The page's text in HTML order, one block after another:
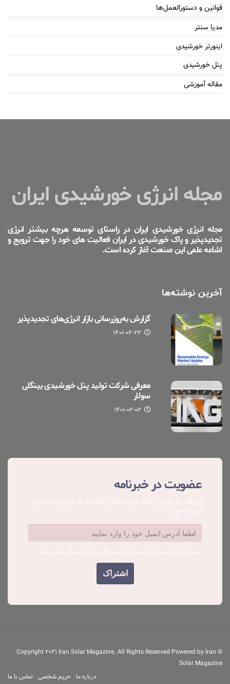
قوانین و دستورالعمل‌ها
مدیا سنتر
اینورتر خورشیدی
پنل خورشیدی
مقاله آموزشی
مجله انرژی خورشیدی ایران
مجله انرژی خورشیدی ایران در راستای توسعه هرچه بیشتر انرژی
تجدیدپذیر و پاک خورشیدی در ایران فعالیت های خود را جهت ترویج و
اشاعه علمی این صنعت آغاز کرده است.
آخرین نوشته‌ها
گزارش به‌روزرسانی بازار انرژی‌های تجدیدپذیر
۱۴۰۱-۰۲-۲۲
معرفی شرکت تولید پنل خورشیدی یینگلی
سولار
۱۴۰۱-۰۲-۰۲
عضویت در خبرنامه
© Copyright 2021 Iran Solar Magazine. All Rights Reserved Powered by Iran
Solar Magazine
درباره ما
حریم شخصی تماس با ما